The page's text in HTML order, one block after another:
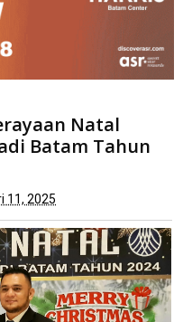
Besar DPC Peradi
Natal
Batam Tahun
11, 2025